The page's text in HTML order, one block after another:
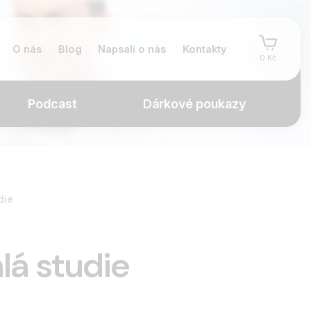
O nás Blog Napsali o nás Kontakty
0 Kč
Podcast Dárkové poukazy
studie